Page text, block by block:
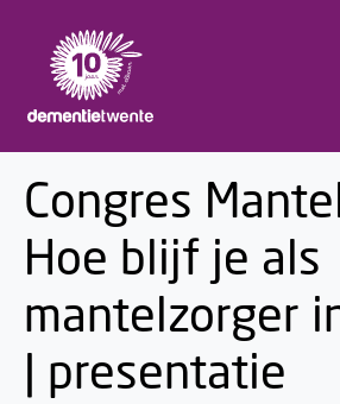
Congres
Hoe blijf je als
mantelzorger
| presentatie